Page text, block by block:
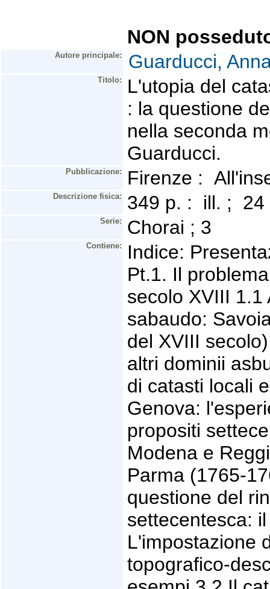
NON
Autore principale: Guarducci,
Titolo:
L'utopia del
: la questione
nella seconda
Guarducci.
Pubblicazione: Firenze :
Descrizione fisica: 349 p. : ill. ;
Serie: Chorai ; 3
Contiene:
Indice:
Pt.1. Il
secolo XVIII
sabaudo:
del XVIII
altri dominii
di catasti locali
Genova:
propositi
Modena e
Parma (1765-
questione del
settecentesca:
L'impostazione
topografico-